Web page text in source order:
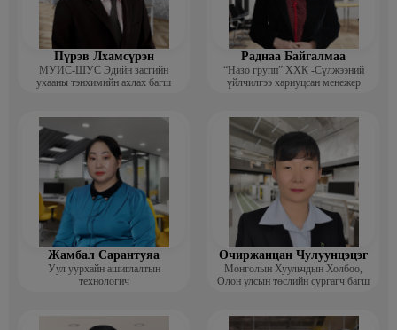
Пүрэв Лхамсүрэн
МУИС-ШУС Эдийн засгийн
ухааны тэнхимийн ахлах багш
Раднаа Байгалмаа
“Назо групп” ХХК -Сүлжээний
үйлчилгээ хариуцсан менежер
Жамбал Сарантуяа
Уул уурхайн ашиглалтын
технологич
Очиржанцан Чулуунцэцэг
Монголын Хуульчдын Холбоо,
Олон улсын төслийн сургагч багш